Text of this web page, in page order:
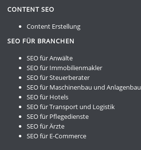
CONTENT SEO
Content Erstellung
SEO FÜR BRANCHEN
SEO für Anwälte
SEO für Immobilienmakler
SEO für Steuerberater
SEO für Maschinenbau und Anlagenbau
SEO für Hotels
SEO für Transport und Logistik
SEO für Pflegedienste
SEO für Ärzte
SEO für E-Commerce